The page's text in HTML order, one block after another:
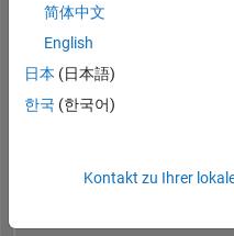
RANG
27.137
简体中文
English
日本 (日本語)
한국 (한국어)
Kontakt zu Ihrer